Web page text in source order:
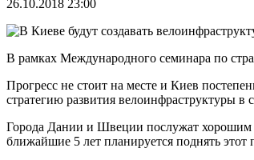
26.10.2018 23:00
В рамках Международного семинара по
Прогресс не стоит на месте и Киев
стратегию развития велоинфраструктуры
Города Дании и Швеции послужат хорошим
ближайшие 5 лет планируется поднять этот